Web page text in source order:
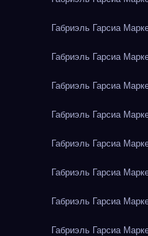
Габриэль Гарсиа
Габриэль Гарсиа
Габриэль Гарсиа
Габриэль Гарсиа
Габриэль Гарсиа
Габриэль Гарсиа
Габриэль Гарсиа
Габриэль Гарсиа